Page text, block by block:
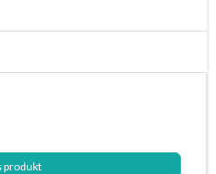
produkt